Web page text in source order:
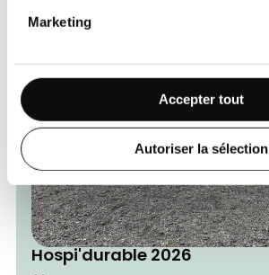
Marketing
Accepter tout
Autoriser la sélection
Hospi'durable 2026